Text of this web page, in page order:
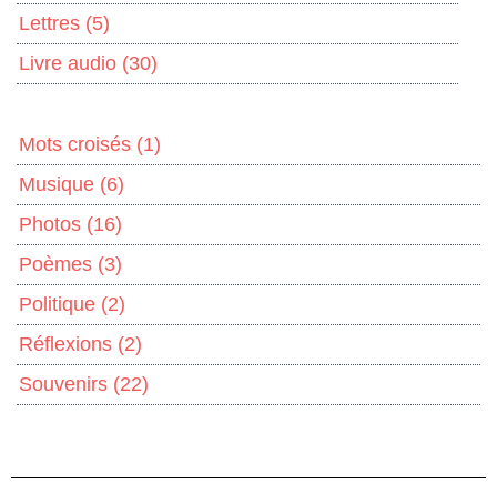
Lettres (5)
Livre audio (30)
Mots croisés (1)
Musique (6)
Photos (16)
Poèmes (3)
Politique (2)
Réflexions (2)
Souvenirs (22)